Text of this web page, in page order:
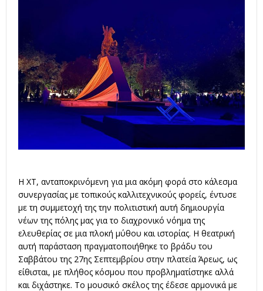
Η ΧΤ, ανταποκρινόμενη για μια ακόμη φορά στο κάλεσμα
συνεργασίας με τοπικούς καλλιτεχνικούς φορείς, έντυσε
με τη συμμετοχή της την πολιτιστική αυτή δημιουργία
νέων της πόλης μας για το διαχρονικό νόημα της
ελευθερίας σε μια πλοκή μύθου και ιστορίας. Η θεατρική
αυτή παράσταση πραγματοποιήθηκε το βράδυ του
Σαββάτου της 27ης Σεπτεμβρίου στην πλατεία Άρεως, ως
είθισται, με πλήθος κόσμου που προβληματίστηκε αλλά
και διχάστηκε. Το μουσικό σκέλος της έδεσε αρμονικά με